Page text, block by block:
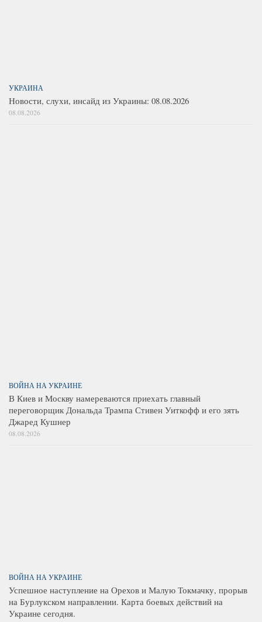
УКРАИНА
Новости, слухи, инсайд из Украины: 08.08.2026
08.08.2026
ВОЙНА НА УКРАИНЕ
В Киев и Москву намереваются приехать главный
переговорщик Дональда Трампа Стивен Уиткофф и его зять
Джаред Кушнер
08.08.2026
ВОЙНА НА УКРАИНЕ
Успешное наступление на Орехов и Малую Токмачку, прорыв
на Бурлукском направлении. Карта боевых действий на
Украине сегодня.